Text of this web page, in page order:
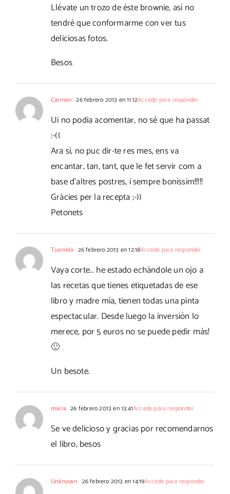
Llévate un trozo de éste brownie, así no
tendré que conformarme con ver tus
deliciosas fotos.
Besos
Carmen 26 febrero 2013 en 11:12Accede para responder
Ui no podia acomentar, no sé que ha passat
:-((
Ara si, no puc dir-te res mes, ens va
encantar, tan, tant, que le fet servir com a
base d'altres postres, i sempre boníssim!!!!!
Gràcies per la recepta ;-))
Petonets
Tuonela 26 febrero 2013 en 12:18Accede para responder
Vaya corte… he estado echándole un ojo a
las recetas que tienes etiquetadas de ese
libro y madre mía, tienen todas una pinta
espectacular. Desde luego la inversión lo
merece, por 5 euros no se puede pedir más!
🙂
Un besote.
maria 26 febrero 2013 en 13:41Accede para responder
Se ve delicioso y gracias por recomendarnos
el libro, besos
Unknown 26 febrero 2013 en 14:19Accede para responder